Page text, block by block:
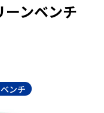
ーンベンチ
ンチ